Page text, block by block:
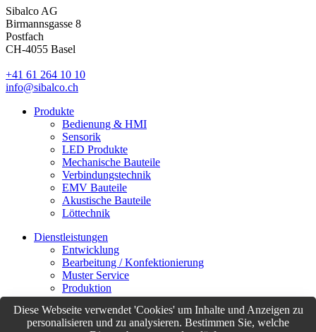
Sibalco AG
Birmannsgasse 8
Postfach
CH-4055 Basel
+41 61 264 10 10
info@sibalco.ch
Produkte
Bedienung & HMI
Sensorik
LED Produkte
Mechanische Bauteile
Verbindungstechnik
EMV Bauteile
Akustische Bauteile
Löttechnik
Dienstleistungen
Entwicklung
Bearbeitung / Konfektionierung
Muster Service
Produktion
Logistik
Customer Support
Diese Webseite verwendet 'Cookies' um Inhalte und Anzeigen zu
personalisieren und zu analysieren. Bestimmen Sie, welche